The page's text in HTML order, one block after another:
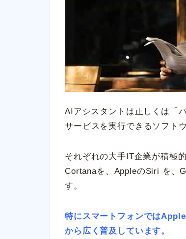
AIアシスタントは正しくは「
サービスを実行できるソフト
それぞれの大手IT企業が積極
Cortanaを、AppleのSiri を、
す。
特にスマートフォンでは
から広く普及しています。